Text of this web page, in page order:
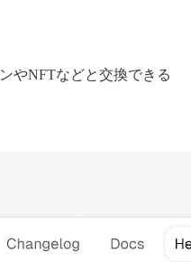
やNFTなどと交換できる